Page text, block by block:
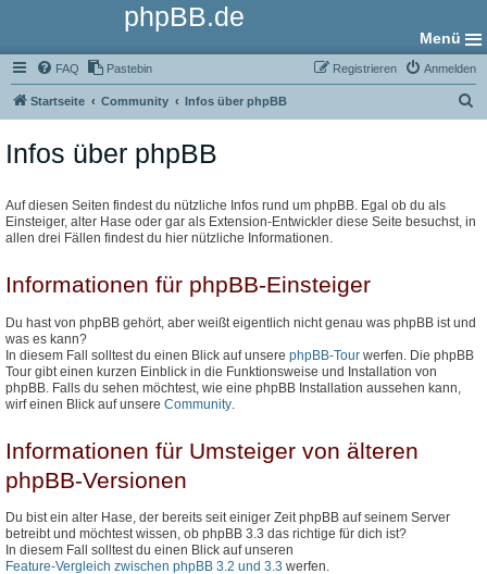
phpBB.de
Menü
FAQ Pastebin Anmelden
Registrieren
Startseite Community Infos über phpBB
Infos über phpBB
Auf diesen Seiten findest du nützliche Infos rund um phpBB. Egal ob du als
Einsteiger, alter Hase oder gar als Extension-Entwickler diese Seite besuchst, in
allen drei Fällen findest du hier nützliche Informationen.
Informationen für phpBB-Einsteiger
Du hast von phpBB gehört, aber weißt eigentlich nicht genau was phpBB ist und
was es kann?
In diesem Fall solltest du einen Blick auf unsere phpBB-Tour werfen. Die phpBB
Tour gibt einen kurzen Einblick in die Funktionsweise und Installation von
phpBB. Falls du sehen möchtest, wie eine phpBB Installation aussehen kann,
wirf einen Blick auf unsere Community
Informationen für Umsteiger von älteren
phpBB-Versionen
Du bist ein alter Hase, der bereits seit einiger Zeit phpBB auf seinem Server
betreibt und möchtest wissen, ob phpBB 3.3 das richtige für dich ist?
In diesem Fall solltest du einen Blick auf unseren
Feature-Vergleich zwischen phpBB 3.2 und 3.3 werfen.